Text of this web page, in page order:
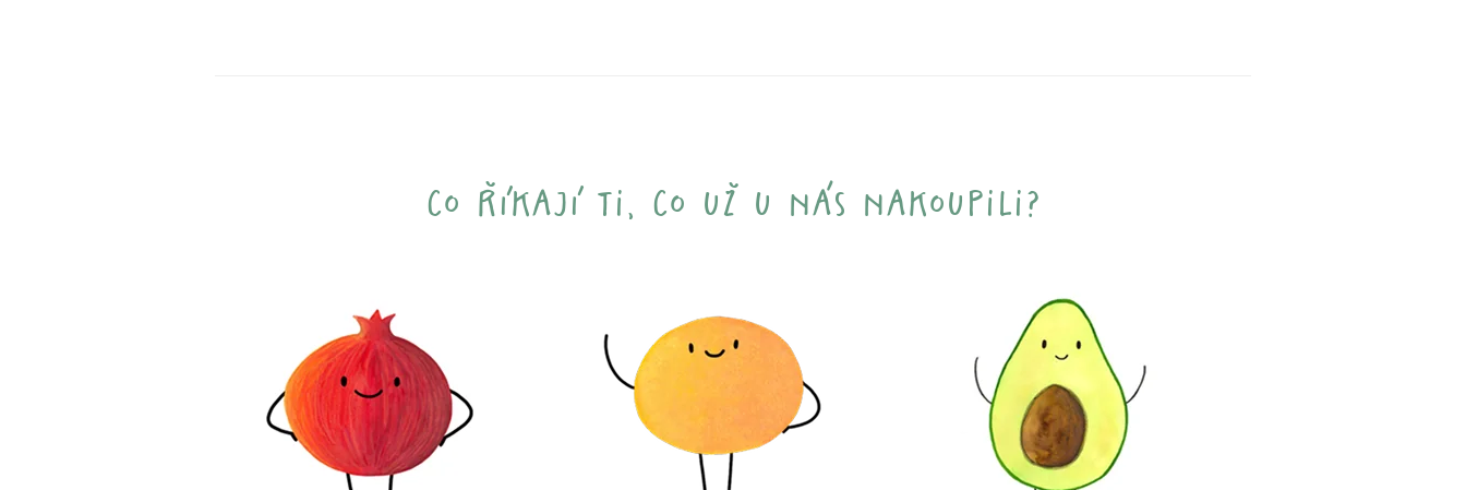
co říkají ti, co už u nás nakoupili?